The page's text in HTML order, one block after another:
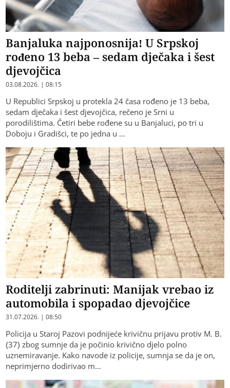
Banjaluka najponosnija! U Srpskoj
rođeno 13 beba – sedam dječaka i šest
djevojčica
03.08.2026. | 08:15
U Republici Srpskoj u protekla 24 časa rođeno je 13 beba,
sedam dječaka i šest djevojčica, rečeno je Srni u
porodilištima. Četiri bebe rođene su u Banjaluci, po tri u
Doboju i Gradišci, te po jedna u …
Roditelji zabrinuti: Manijak vrebao iz
automobila i spopadao djevojčice
31.07.2026. | 08:50
Policija u Staroj Pazovi podnijeće krivičnu prijavu protiv M. B.
(37) zbog sumnje da je počinio krivično djelo polno
uznemiravanje. Kako navode iz policije, sumnja se da je on,
neprimjerno dodirivao m…